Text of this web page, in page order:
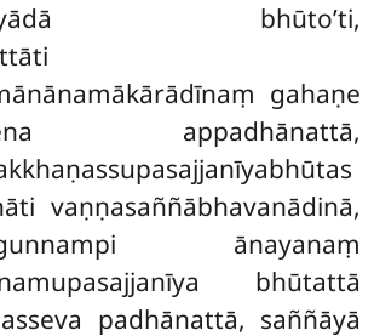
bhūto’ti,
gahaṇe
appadhānattā,
vaṇṇasaññābhavanādinā,
ānayanaṃ
bhūtattā
padhānattā, saññāyā